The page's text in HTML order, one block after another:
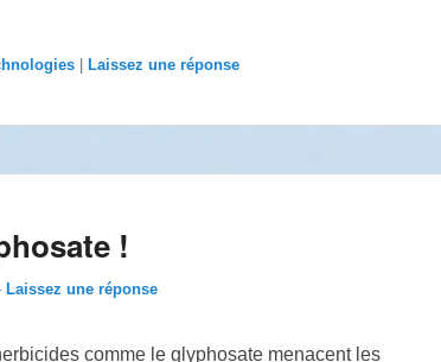
| Laissez une réponse
!
Laissez une réponse
comme le glyphosate menacent les